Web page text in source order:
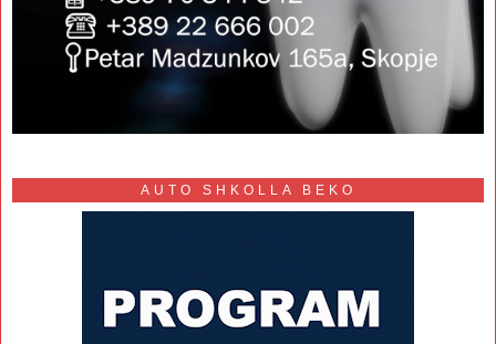
AUTO SHKOLLA BEKO